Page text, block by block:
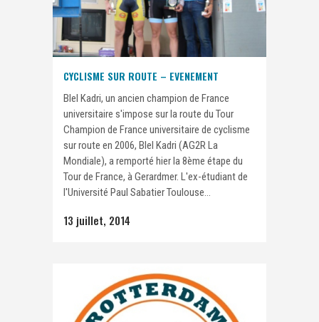
CYCLISME SUR ROUTE – EVENEMENT
Blel Kadri, un ancien champion de France
universitaire s'impose sur la route du Tour
Champion de France universitaire de cyclisme
sur route en 2006, Blel Kadri (AG2R La
Mondiale), a remporté hier la 8ème étape du
Tour de France, à Gerardmer. L'ex-étudiant de
l'Université Paul Sabatier Toulouse...
13 juillet, 2014